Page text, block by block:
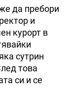
да пребори
и
курорт в
сутрин
това
си и се